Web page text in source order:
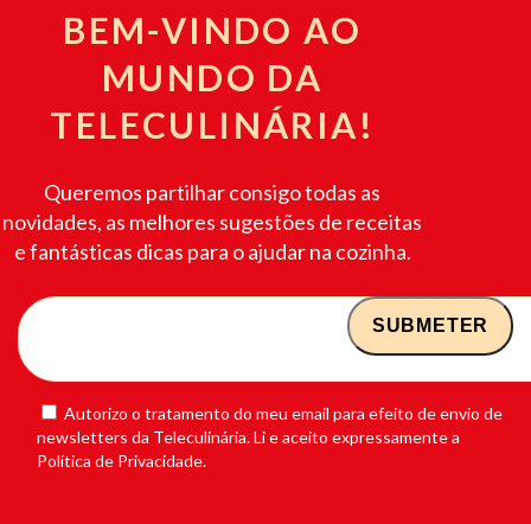
BEM-VINDO AO
MUNDO DA
TELECULINÁRIA!
Queremos partilhar consigo todas as
novidades, as melhores sugestões de receitas
e fantásticas dicas para o ajudar na cozinha.
Autorizo o tratamento do meu email para efeito de envio de
newsletters da Teleculinária. Li e aceito expressamente a
Política de Privacidade.